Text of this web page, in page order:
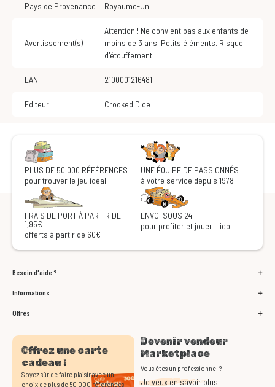
Pays de Provenance Royaume-Uni
Avertissement(s)
Attention ! Ne convient pas aux enfants de
moins de 3 ans. Petits éléments. Risque
d'étouffement.
EAN 2100001216481
Editeur Crooked Dice
PLUS DE 50 000 RÉFÉRENCES
pour trouver le jeu idéal
UNE ÉQUIPE DE PASSIONNÉS
à votre service depuis 1978
FRAIS DE PORT À PARTIR DE
1,95€
offerts à partir de 60€
ENVOI SOUS 24H
pour profiter et jouer illico
Besoin d'aide ?
Informations
Offres
Offrez une carte
cadeau !
Soyez sûr de faire plaisir avec un
choix de plus de 50 000 références
Devenir vendeur
Marketplace
Vous êtes un professionnel ?
Je veux en savoir plus